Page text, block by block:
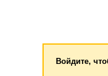
Войдите,